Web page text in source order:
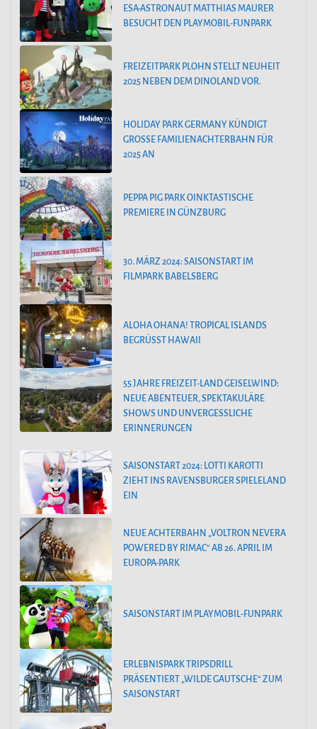
ESA-ASTRONAUT MATTHIAS MAURER
BESUCHT DEN PLAYMOBIL-FUNPARK
FREIZEITPARK PLOHN STELLT NEUHEIT
2025 NEBEN DEM DINOLAND VOR.
HOLIDAY PARK GERMANY KÜNDIGT
GROSSE FAMILIENACHTERBAHN FÜR 2
025 AN
PEPPA PIG PARK OINKTASTISCHE
PREMIERE IN GÜNZBURG
30. MÄRZ 2024: SAISONSTART IM
FILMPARK BABELSBERG
ALOHA OHANA! TROPICAL ISLANDS
BEGRÜSST HAWAII
55 JAHRE FREIZEIT-LAND GEISELWIND:
NEUE ABENTEUER, SPEKTAKULÄRE
SHOWS UND UNVERGESSLICHE
ERINNERUNGEN
SAISONSTART 2024: LOTTI KAROTTI
ZIEHT INS RAVENSBURGER SPIELELAND
EIN
NEUE ACHTERBAHN „VOLTRON NEVERA
POWERED BY RIMAC“ AB 26. APRIL IM
EUROPA-PARK
SAISONSTART IM PLAYMOBIL-FUNPARK
ERLEBNISPARK TRIPSDRILL
PRÄSENTIERT „WILDE GAUTSCHE“ ZUM
SAISONSTART